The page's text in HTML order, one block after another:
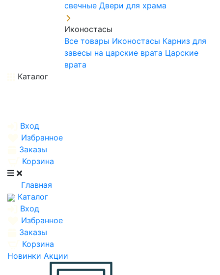
свечные Двери для храма
Иконостасы
Все товары Иконостасы Карниз для
завесы на царские врата Царские
врата
Каталог
Вход
Избранное
Заказы
Корзина
Главная
Каталог
Вход
Избранное
Заказы
Корзина
Новинки Акции